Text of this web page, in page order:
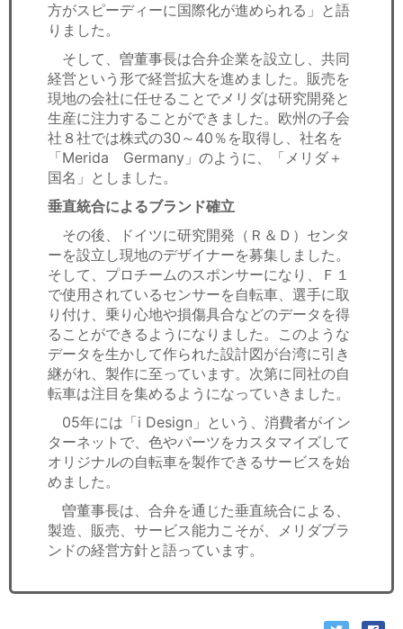
方がスピーディーに国際化が進められる」と語
りました。
そして、曽董事長は合弁企業を設立し、共同
経営という形で経営拡大を進めました。販売を
現地の会社に任せることでメリダは研究開発と
生産に注力することができました。欧州の子会
社８社では株式の30～40％を取得し、社名を
「Merida Germany」のように、「メリダ＋
国名」としました。
垂直統合によるブランド確立
その後、ドイツに研究開発（Ｒ＆Ｄ）センタ
ーを設立し現地のデザイナーを募集しました。
そして、プロチームのスポンサーになり、Ｆ１
で使用されているセンサーを自転車、選手に取
り付け、乗り心地や損傷具合などのデータを得
ることができるようになりました。このような
データを生かして作られた設計図が台湾に引き
継がれ、製作に至っています。次第に同社の自
転車は注目を集めるようになっていきました。
05年には「i Design」という、消費者がイン
ターネットで、色やパーツをカスタマイズして
オリジナルの自転車を製作できるサービスを始
めました。
曽董事長は、合弁を通じた垂直統合による、
製造、販売、サービス能力こそが、メリダブラ
ンドの経営方針と語っています。